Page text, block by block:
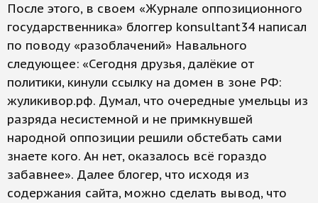
После этого, в своем «Журнале оппозиционного
государственника» блоггер konsultant34 написал
по поводу «разоблачений» Навального
следующее: «Сегодня друзья, далёкие от
политики, кинули ссылку на домен в зоне РФ:
жуликивор.рф. Думал, что очередные умельцы из
разряда несистемной и не примкнувшей
народной оппозиции решили обстебать сами
знаете кого. Ан нет, оказалось всё гораздо
забавнее». Далее блогер, что исходя из
содержания сайта, можно сделать вывод, что